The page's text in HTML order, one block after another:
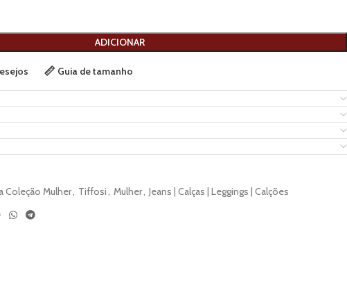
ADICIONAR
Guia de tamanho
Coleção Mulher, Tiffosi, Mulher, Jeans | Calças | Leggings | Calções